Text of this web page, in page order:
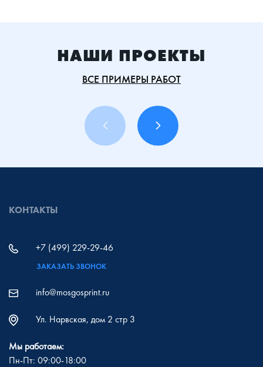
НАШИ ПРОЕКТЫ
ВСЕ ПРИМЕРЫ РАБОТ
КОНТАКТЫ
+7 (499) 229-29-46
ЗАКАЗАТЬ ЗВОНОК
info@mosgosprint.ru
Ул. Нарвская, дом 2 стр 3
Мы работаем:
Пн-Пт: 09:00-18:00